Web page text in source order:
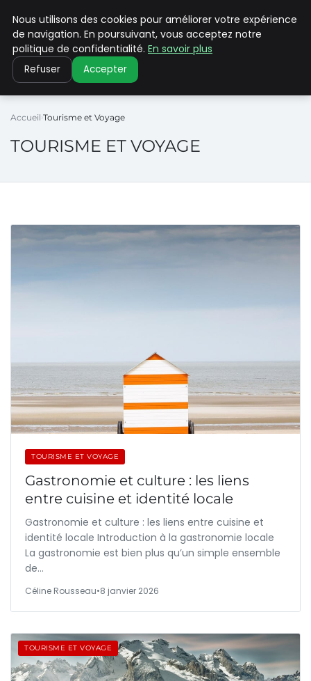
PILAT PATRIMOINES
Accueil Tourisme et Voyage
TOURISME ET VOYAGE
TOURISME ET VOYAGE
Gastronomie et culture : les liens
entre cuisine et identité locale
Gastronomie et culture : les liens entre cuisine et
identité locale Introduction à la gastronomie locale
La gastronomie est bien plus qu’un simple ensemble
de…
Céline Rousseau•8 janvier 2026
TOURISME ET VOYAGE
Nous utilisons des cookies pour améliorer votre expérience
de navigation. En poursuivant, vous acceptez notre
politique de confidentialité. En savoir plus
Refuser Accepter